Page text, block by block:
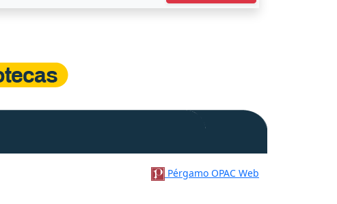
Pérgamo OPAC Web